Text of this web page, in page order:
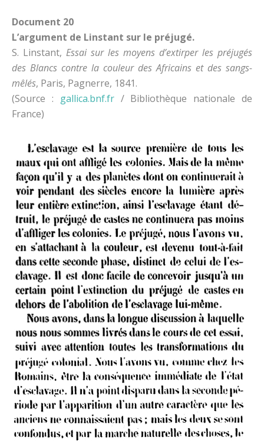
Document 20
L’argument de Linstant sur le préjugé.
S. Linstant, Essai sur les moyens d’extirper les préjugés
des Blancs contre la couleur des Africains et des sangs-
mêlés, Paris, Pagnerre, 1841.
(Source : gallica.bnf.fr/ Bibliothèque nationale de
France)